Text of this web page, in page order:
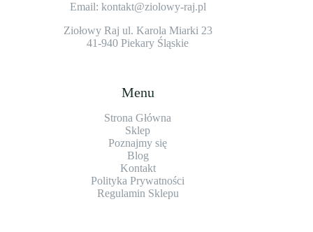
Email: kontakt@ziolowy-raj.pl
Ziołowy Raj ul. Karola Miarki 23
41-940 Piekary Śląskie
Menu
Strona Główna
Sklep
Poznajmy się
Blog
Kontakt
Polityka Prywatności
Regulamin Sklepu